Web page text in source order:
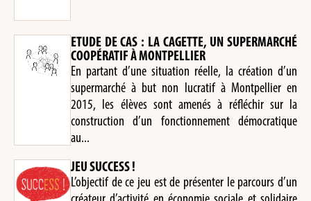
ETUDE DE CAS : LA CAGETTE, UN SUPERMARCHÉ
COOPÉRATIF À MONTPELLIER
En partant d’une situation réelle, la création d’un
supermarché à but non lucratif à Montpellier en
2015, les élèves sont amenés à réfléchir sur la
construction d’un fonctionnement démocratique
au...
JEU SUCCESS !
L’objectif de ce jeu est de présenter le parcours d’un